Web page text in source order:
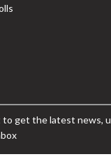
to get the latest news,